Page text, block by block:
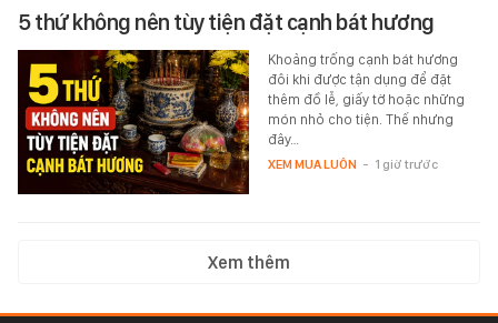
5 thứ không nên tùy tiện đặt cạnh bát hương
Khoảng trống cạnh bát hương
đôi khi được tận dụng để đặt
thêm đồ lễ, giấy tờ hoặc những
món nhỏ cho tiện. Thế nhưng
đây…
XEM MUA LUÔN - 1 giờ trước
Xem thêm